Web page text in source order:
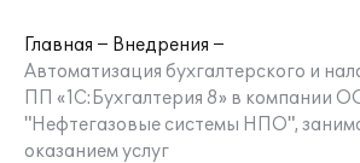
Главная
Внедрения
Автоматизация бухгалтерского и
ПП «1С:Бухгалтерия 8» в компании
"Нефтегазовые системы НПО",
оказанием услуг